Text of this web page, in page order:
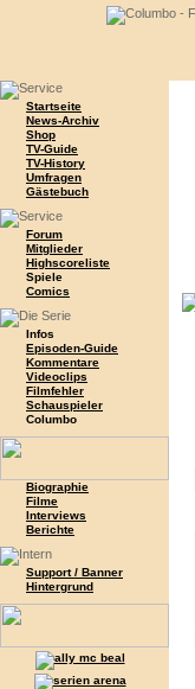
Startseite
News-Archiv
Shop
TV-Guide
TV-History
Umfragen
Gästebuch
Forum
Mitglieder
Highscoreliste
Spiele
Comics
Infos
Episoden-Guide
Kommentare
Videoclips
Filmfehler
Schauspieler
Columbo
Biographie
Filme
Interviews
Berichte
Support / Banner
Hintergrund